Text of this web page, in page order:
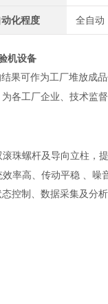
动化程度 全自动
机设备
果可作为工厂堆放成
各工厂企业、技术监
珠螺杆及导向立柱，
率高、传动平稳 、噪
控制、数据采集及分